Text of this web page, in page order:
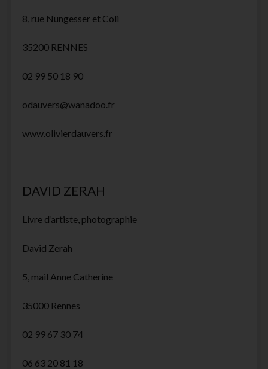
8, rue Nungesser et Coli
35200 RENNES
02 99 50 18 90
odauvers@wanadoo.fr
www.olivierdauvers.fr
DAVID ZERAH
Livre d’artiste, photographie
David Zerah
5, mail Anne Catherine
35000 Rennes
02 99 67 30 74
06 63 20 81 18